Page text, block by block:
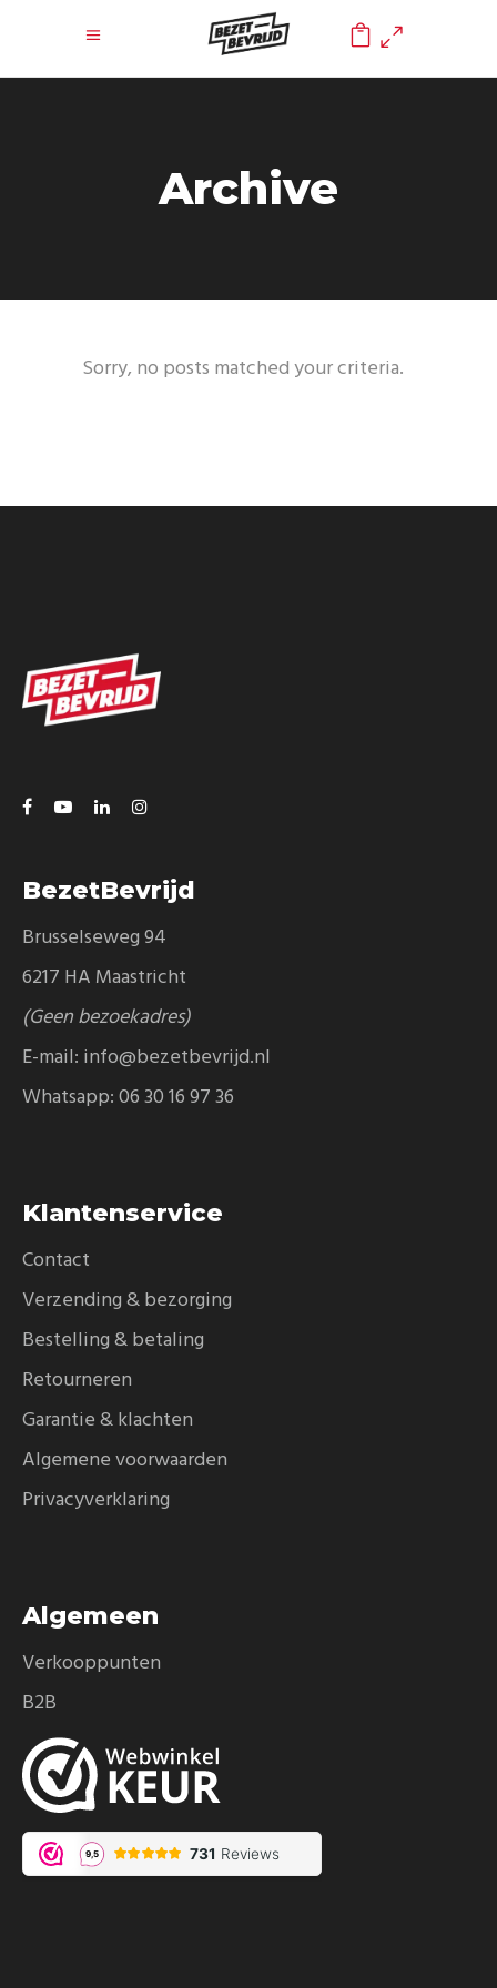
0
Archive
Sorry, no posts matched your criteria.
BezetBevrijd
Brusselseweg 94
6217 HA Maastricht
(Geen bezoekadres)
E-mail: info@bezetbevrijd.nl
Whatsapp:06 30 16 97 36
Klantenservice
Contact
Verzending & bezorging
Bestelling & betaling
Retourneren
Garantie & klachten
Algemene voorwaarden
Privacyverklaring
Algemeen
Verkooppunten
B2B